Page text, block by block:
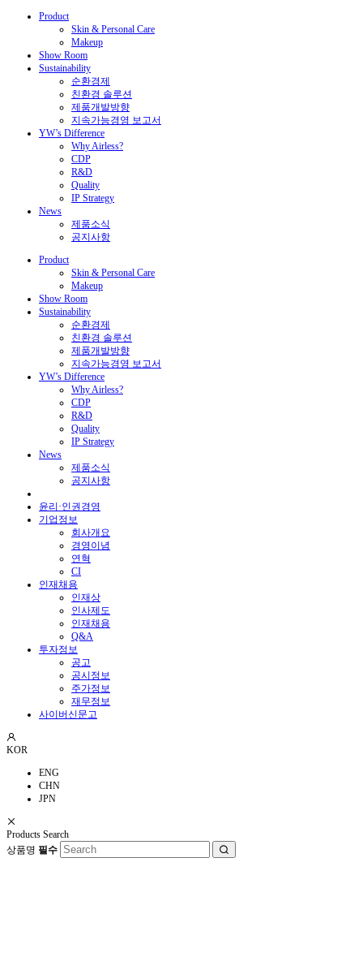
Product
Skin & Personal Care
Makeup
Show Room
Sustainability
순환경제
친환경 솔루션
제품개발방향
지속가능경영 보고서
YW’s Difference
Why Airless?
CDP
R&D
Quality
IP Strategy
News
제품소식
공지사항
Product
Skin & Personal Care
Makeup
Show Room
Sustainability
순환경제
친환경 솔루션
제품개발방향
지속가능경영 보고서
YW’s Difference
Why Airless?
CDP
R&D
Quality
IP Strategy
News
제품소식
공지사항
윤리·인권경영
기업정보
회사개요
경영이념
연혁
CI
인재채용
인재상
인사제도
인재채용
Q&A
투자정보
공고
공시정보
주가정보
재무정보
사이버신문고
KOR
ENG
CHN
JPN
Products Search
상품명 필수